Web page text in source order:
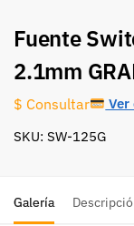
Fuente
2.1mm
$ Consultar Ver
SKU: SW-125G
Galería